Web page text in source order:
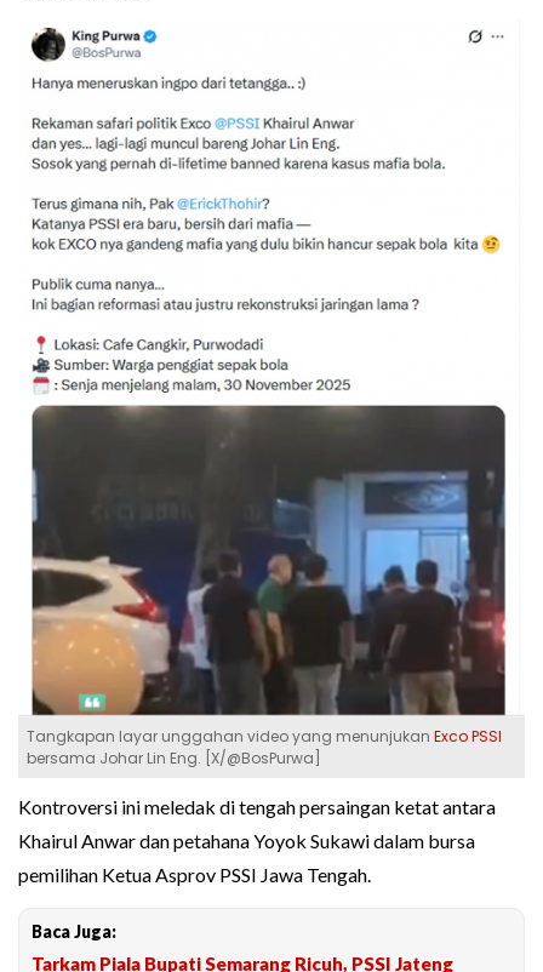
Tangkapan layar unggahan video yang menunjukan Exco PSSI
bersama Johar Lin Eng. [X/@BosPurwa]
Kontroversi ini meledak di tengah persaingan ketat antara
Khairul Anwar dan petahana Yoyok Sukawi dalam bursa
pemilihan Ketua Asprov PSSI Jawa Tengah.
Baca Juga:
Tarkam Piala Bupati Semarang Ricuh, PSSI Jateng